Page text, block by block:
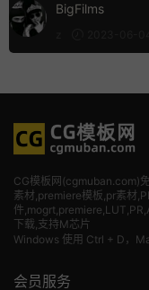
BigFilms
CG模板网(cgmuban.com)
素材,premiere模板,pr素材
件
下载,支持M芯片
Windows 使用 Ctrl + D，
会员服务